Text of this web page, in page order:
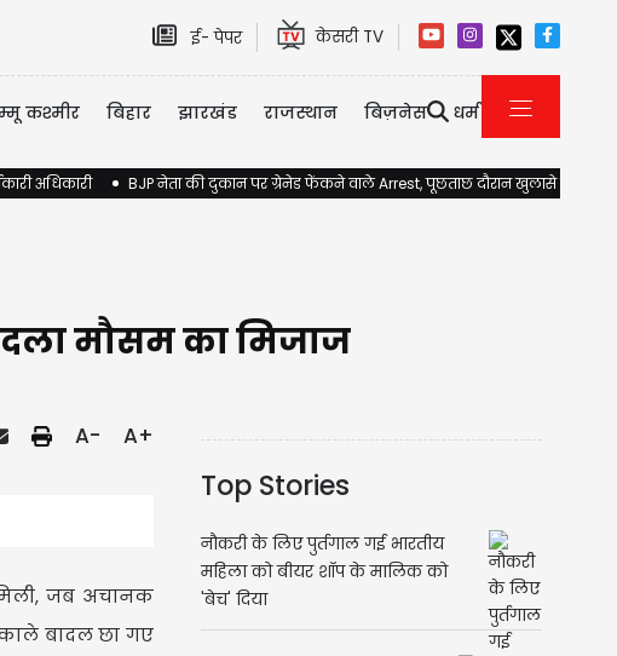
ई- पेपर केसरी TV
कश्मीर बिहार झारखंड राजस्थान बिज़नेस धर्म
अधिकारी BJP नेता की दुकान पर ग्रेनेड फेंकने वाले Arrest, पूछताछ दौरान खुलासे होने की
मौसम का मिजाज
A- A+
जब अचानक
बादल छा गए
Top Stories
नौकरी के लिए पुर्तगाल गई भारतीय
महिला को बीयर शॉप के मालिक को
'बेच' दिया